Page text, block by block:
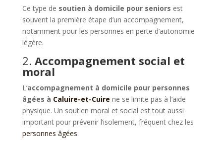
Ce type de soutien à domicile pour seniors est
souvent la première étape d’un accompagnement,
notamment pour les personnes en perte d’autonomie
légère.
2. Accompagnement social et
moral
L’accompagnement à domicile pour personnes
âgées à Caluire-et-Cuire ne se limite pas à l’aide
physique. Un soutien moral et social est tout aussi
important pour prévenir l’isolement, fréquent chez les
personnes âgées.